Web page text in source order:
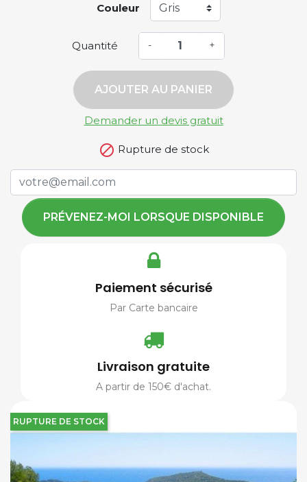
RUPTURE DE STOCK
Couleur
Quantité - +
AJOUTER AU PANIER
Demander un devis gratuit
 Rupture de stock
PRÉVENEZ-MOI LORSQUE DISPONIBLE
Paiement sécurisé
Par Carte bancaire
Livraison gratuite
A partir de 150€ d'achat.